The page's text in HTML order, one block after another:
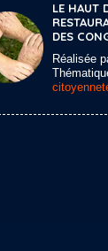
LE HAUT
DES
Réalisée